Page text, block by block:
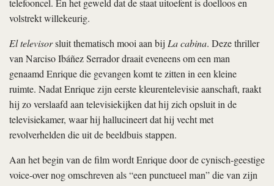
telefooncel. En het geweld dat de staat uitoefent is doelloos en
volstrekt willekeurig.
El televisorsluit thematisch mooi aan bij La cabina. Deze thriller
van Narciso Ibáñez Serrador draait eveneens om een man
genaamd Enrique die gevangen komt te zitten in een kleine
ruimte. Nadat Enrique zijn eerste kleurentelevisie aanschaft, raakt
hij zo verslaafd aan televisiekijken dat hij zich opsluit in de
televisiekamer, waar hij hallucineert dat hij vecht met
revolverhelden die uit de beeldbuis stappen.
Aan het begin van de film wordt Enrique door de cynisch-geestige
voice-over nog omschreven als “een punctueel man” die van zijn